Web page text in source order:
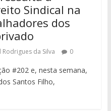
Sindical na
dos
Rodrigues da Silva 0
#202 e, nesta semana,
Santos Filho,